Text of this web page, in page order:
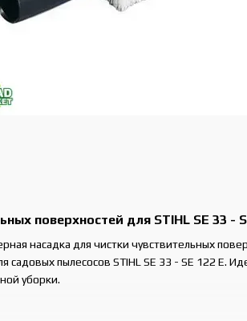
поверхностей для STIHL SE 33 -
насадка для чистки чувствительных
садовых пылесосов STIHL SE 33 - SE 122 E.
уборки.